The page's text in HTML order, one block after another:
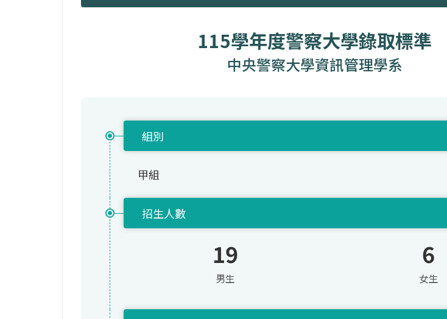
115學年度警察大學錄取標準
中央警察大學資訊管理學系
組別
甲組
招生人數
19
男生
6
女生